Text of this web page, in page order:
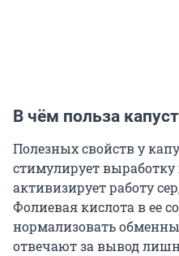
В чём польза
Полезных свойств у
стимулирует
активизирует работу
Фолиевая кислота в ее
нормализовать
отвечают за вывод